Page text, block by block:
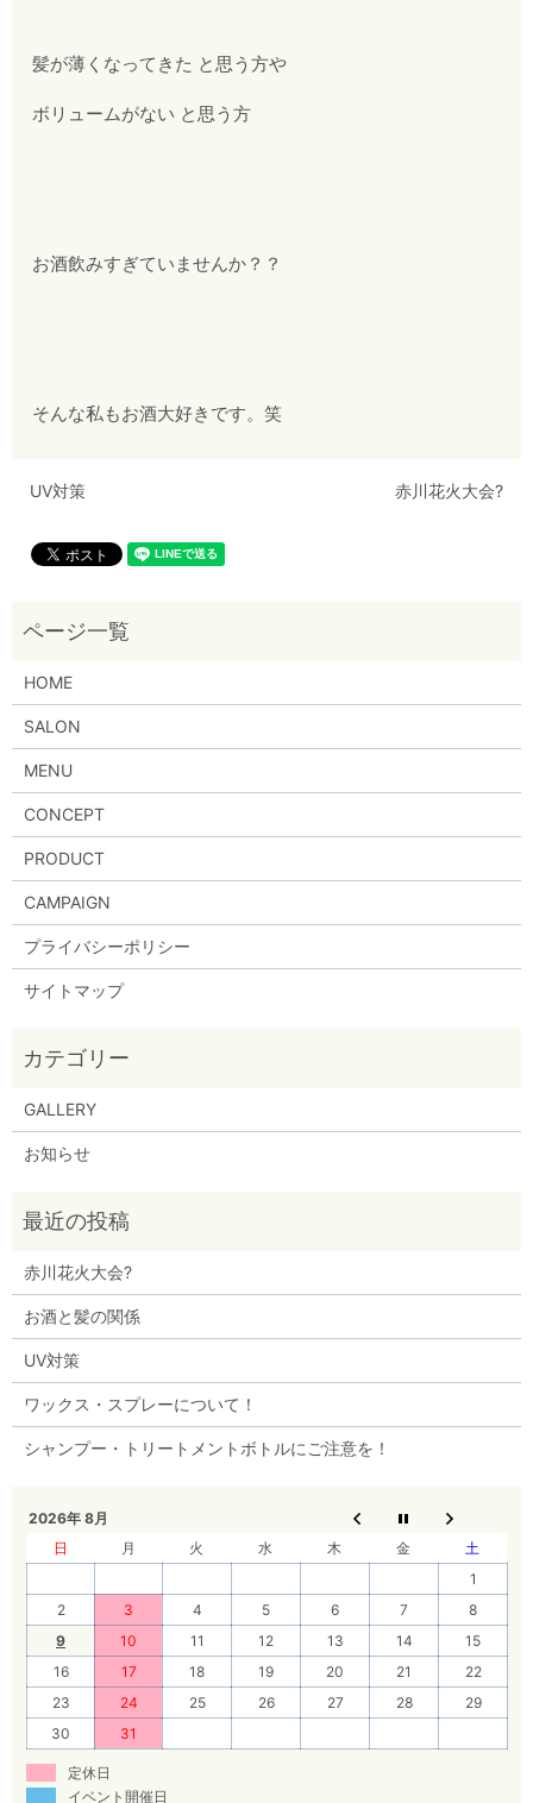
髪が薄くなってきた と思う方や
ボリュームがない と思う方
お酒飲みすぎていませんか？？
そんな私もお酒大好きです。笑
UV対策 赤川花火大会?
HOME
SALON
MENU
CONCEPT
PRODUCT
CAMPAIGN
プライバシーポリシー
サイトマップ
GALLERY
お知らせ
赤川花火大会?
お酒と髪の関係
UV対策
ワックス・スプレーについて！
シャンプー・トリートメントボトルにご注意を！
2026年 8月
日
月 火 水 木 金
土
1
2
3 4 5 6 7
8
9
10 11 12 13 14
15
16
17 18 19 20 21
22
23
24 25 26 27 28
29
30
31
定休日
イベント開催日